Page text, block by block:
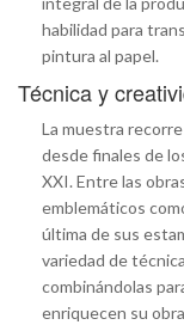
habilidad para
pintura al papel.
Técnica y
La muestra
desde finales de
XXI. Entre las
emblemáticos
última de sus
variedad de
combinándolas
enriquecen su